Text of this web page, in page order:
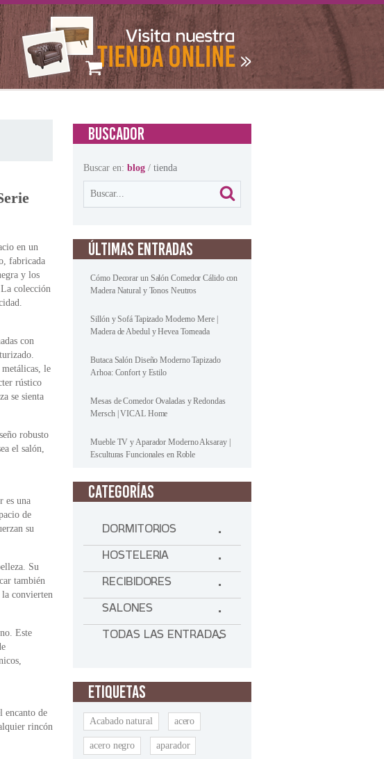
en un
fabricada
y los
colección
con
le
rústico
se sienta
robusto
el salón,
es una
de
su
Su
también
la convierten
Este
encanto de
rincón
BUSCADOR
Buscar en:blog /tienda
ÚLTIMAS ENTRADAS
Cómo Decorar un Salón Comedor Cálido con
Madera Natural y Tonos Neutros
Sillón y Sofá Tapizado Moderno Mere |
Madera de Abedul y Hevea Torneada
Butaca Salón Diseño Moderno Tapizado
Arhoa: Confort y Estilo
Mesas de Comedor Ovaladas y Redondas
Mersch | VICAL Home
Mueble TV y Aparador Moderno Aksaray |
Esculturas Funcionales en Roble
CATEGORÍAS
DORMITORIOS
HOSTELERIA
RECIBIDORES
SALONES
TODAS LAS ENTRADAS
ETIQUETAS
Acabado natural acero
acero negro aparador